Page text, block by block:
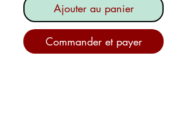
Ajouter au panier
Commander et payer